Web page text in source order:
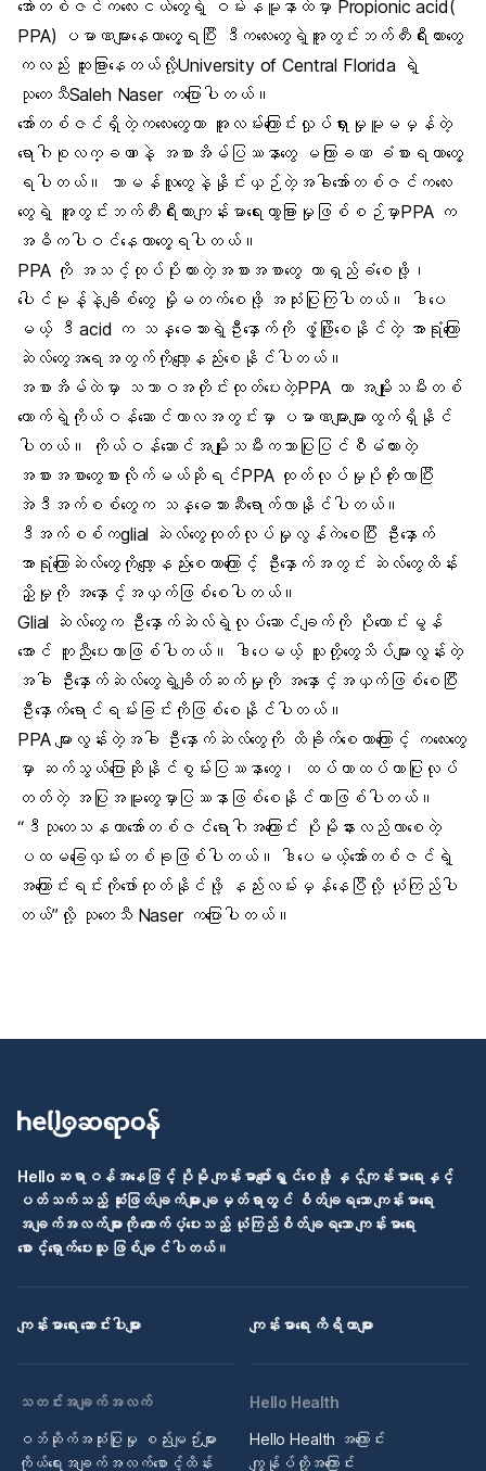
အော်တစ်ဇင်ကလေးငယ်တွေရဲ့ ဝမ်းနမူနာထဲမှာ Propionic acid(
PPA) ပမာဏများနေတာတွေ့ရပြီး ဒီကလေးတွေရဲ့အူတွင်းဘက်တီးရီးယားတွေ
ကလည်း ထူးခြားနေတယ်လို့University of Central Florida ရဲ့
သုတေသီSaleh Naser ကပြောပါတယ်။
အော်တစ်ဇင်ရှိတဲ့ကလေးတွေဟာ အူလမ်းကြောင်းလှုပ်ရှားမှုမူမမှန်တဲ့
ရောဂါစုလက္ခဏာနဲ့ အစာအိမ်ပြဿနာတွေ မကြာခဏ ခံစားရတာတွေ့
ရပါတယ်။ သာမန်လူတွေနဲ့နှိုင်းယှဉ်တဲ့အခါအော်တစ်ဇင်ကလေး
တွေရဲ့ အူတွင်းဘက်တီးရီးယားကျန်းမာရေးကွာခြားမှုဖြစ်စဉ်မှာPPA က
အဓိကပါဝင်နေတာတွေ့ရပါတယ်။
PPA ကို အသင့်ထုပ်ပိုးထားတဲ့အစားအစာတွေ တာရှည်ခံစေဖို့၊
ပေါင်မုန့်နဲ့ချိစ်တွေ မှိုမတက်စေဖို့ အသုံးပြုကြပါတယ်။ ဒါပေ
မယ့် ဒီ acid က သန္ဓေသားရဲ့ဦးနှောက်ကို ဖွံ့ဖြိုးစေနိုင်တဲ့ အာရုံကြော
ဆဲလ်တွေအရေအတွက်ကိုလျော့နည်းစေနိုင်ပါတယ်။
အစာအိမ်ထဲမှာ သဘာဝအတိုင်းထုတ်ပေးတဲ့PPA ဟာ အမျိုးသမီးတစ်
ယောက်ရဲ့ကိုယ်ဝန်ဆောင်ကာလအတွင်းမှာ ပမာဏများများထွက်ရှိနိုင်
ပါတယ်။ ကိုယ်ဝန်ဆောင်အမျိုးသမီးကသာပြုပြင်စီမံထားတဲ့
အစားအစာတွေစားလိုက်မယ်ဆိုရင်PPA ထုတ်လုပ်မှုပိုတိုးလာပြီး
အဲဒီအက်စစ်တွေက သန္ဓေသားဆီရောက်လာနိုင်ပါတယ်။
ဒီအက်စစ်ကglial ဆဲလ်တွေထုတ်လုပ်မှုလွန်ကဲစေပြီး ဦးနှောက်
အာရုံကြောဆဲလ်တွေကိုလျော့နည်းစေတာကြောင့် ဦးနှောက်အတွင်း ဆဲလ်တွေထိန်း
ညှိမှုကို အနှောင့်အယှက်ဖြစ်စေပါတယ်။
Glial ဆဲလ်တွေက ဦးနှောက်ဆဲလ်ရဲ့လုပ်ဆောင်ချက်ကို ပိုကောင်းမွန်
အောင် ကူညီပေးတာဖြစ်ပါတယ်။ ဒါပေမယ့် သူတို့တွေသိပ်များလွန်းတဲ့
အခါ ဦးနှောက်ဆဲလ်တွေရဲ့ချိတ်ဆက်မှုကို အနှောင့်အယှက်ဖြစ်စေပြီး
ဦးနှောက်ရောင်ရမ်းခြင်းကိုဖြစ်စေနိုင်ပါတယ်။
PPA များလွန်းတဲ့အခါ ဦးနှောက်ဆဲလ်တွေကို ထိခိုက်စေတာကြောင့် ကလေးတွေ
မှာ ဆက်သွယ်ပြောဆိုနိုင်စွမ်းပြဿနာတွေ၊ ထပ်ကာထပ်ကာပြုလုပ်
တတ်တဲ့ အပြုအမူတွေမှာပြဿနာဖြစ်စေနိုင်တာဖြစ်ပါတယ်။
“ဒီသုတေသနဟာအော်တစ်ဇင်ရောဂါအကြောင်း ပိုမိုနားလည်လာစေတဲ့
ပထမခြေလှမ်းတစ်ခုဖြစ်ပါတယ်။ ဒါပေမယ့်အော်တစ်ဇင်ရဲ့
အကြောင်းရင်းကိုဖော်ထုတ်နိုင်ဖို့ နည်းလမ်းမှန်နေပြီလို့ ယုံကြည်ပါ
တယ်”လို့ သုတေသီ Naser ကပြောပါတယ်။
Helloဆရာဝန်အနေဖြင့် ပိုမို ကျန်းမာပျော်ရွှင်စေဖို့ နှင့်ကျန်းမာရေးနှင့်
ပတ်သက်သည့် ဆုံးဖြတ်ချက်များ ချမှတ်ရာတွင် စိတ်ချရသော ကျန်းမာရေး
အချက်အလက်များကို ထောက်ပံ့ပေးသည့် ယုံကြည်စိတ်ချရသော ကျန်းမာရေး
စောင့်ရှောက်ပေးသူ ဖြစ်ချင်ပါတယ်။
ကျန်းမာရေး ဆောင်းပါးများ ကျန်းမာရေး ကိရိယာများ
သတင်းအချက်အလက်
ဝဘ်ဆိုက်အသုံးပြုမှု စည်းမျဉ်းများ
ကိုယ်ရေးအချက်အလက်စောင့်ထိန်း
Hello Health
Hello Health အကြောင်း
ကျွန်ုပ်တို့အကြောင်း